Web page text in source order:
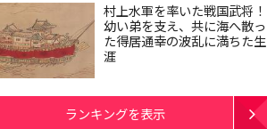
村上水軍を率いた戦国武将！
幼い弟を支え、共に海へ散っ
た得居通幸の波乱に満ちた生
涯
ランキングを表示